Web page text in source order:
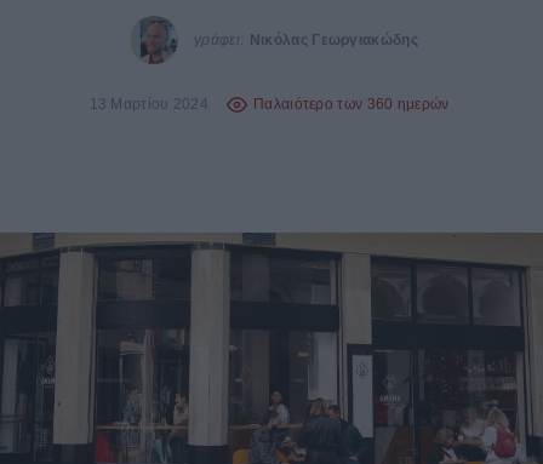
γράφει: Νικόλας Γεωργιακώδης
13 Μαρτίου 2024 Παλαιότερο των 360 ημερών